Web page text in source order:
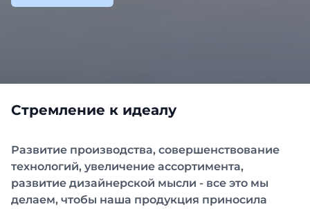
Стремление к идеалу
Развитие производства, совершенствование
технологий, увеличение ассортимента,
развитие дизайнерской мысли - все это мы
делаем, чтобы наша продукция приносила